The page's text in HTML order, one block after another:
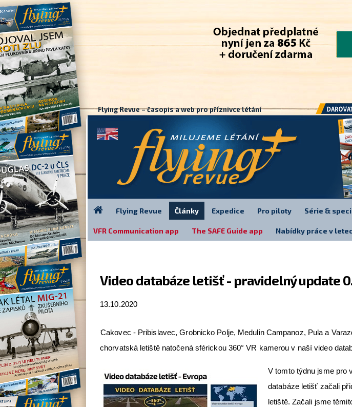
Video databáze letišť - pravidelný update
13.10.2020
Cakovec - Pribislavec, Grobnicko Polje, Medulin Campanoz, Pula a
chorvatská letiště natočená sférickou 360° VR kamerou v naší video
V tomto týdnu jsme pro
databáze letišť začali
letiště. Začali jsme
Flying Revue – časopis a web pro příznivce létání
Darovat
Flying Revue Články Expedice Pro piloty Série &
VFR Communication app The SAFE Guide app Nabídky práce v